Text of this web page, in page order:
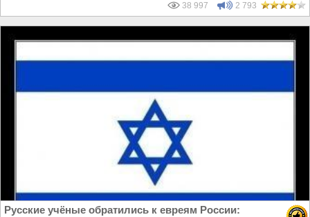
38 997 2 793
Русские учёные обратились к евреям России: